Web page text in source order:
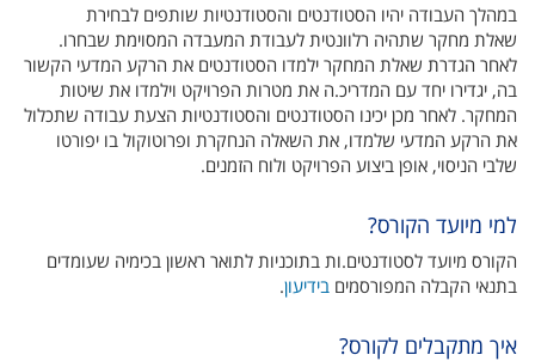
במהלך העבודה יהיו הסטודנטים והסטודנטיות שותפים לבחירת
שאלת מחקר שתהיה רלוונטית לעבודת המעבדה המסוימת שבחרו.
לאחר הגדרת שאלת המחקר ילמדו הסטודנטים את הרקע המדעי הקשור
בה, יגדירו יחד עם המדריכ.ה את מטרות הפרויקט וילמדו את שיטות
המחקר. לאחר מכן יכינו הסטודנטים והסטודנטיות הצעת עבודה שתכלול
את הרקע המדעי שלמדו, את השאלה הנחקרת ופרוטוקול בו יפורטו
שלבי הניסוי, אופן ביצוע הפרויקט ולוח הזמנים.
למי מיועד הקורס?
הקורס מיועד לסטודנטים.ות בתוכניות לתואר ראשון בכימיה שעומדים
בתנאי הקבלה המפורסמים בידיעון.
איך מתקבלים לקורס?